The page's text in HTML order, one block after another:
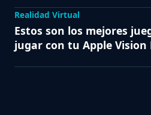
Realidad Virtual
Estos son los mejores
jugar con tu Apple Vision